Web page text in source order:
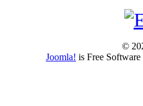
©
Joomla! is Free